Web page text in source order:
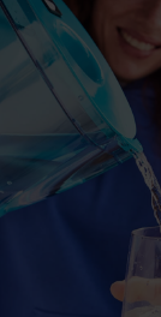
Lösungen für
Geschäftskunden
Kundenservice